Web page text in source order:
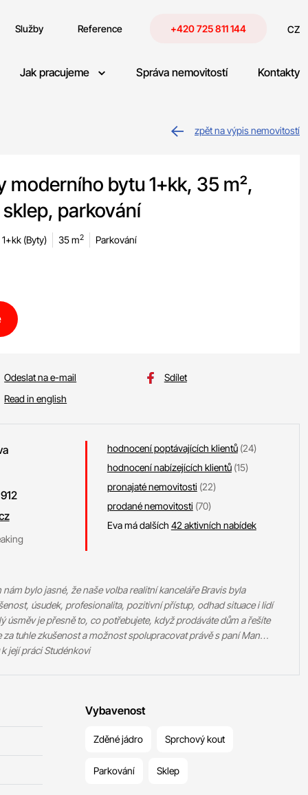
Služby Reference +420 725 811 144 CZ
Jak pracujeme Správa nemovitostí Kontakty
zpět na výpis nemovitostí
moderního bytu 1+kk, 35 m²,
parkování
1+kk (Byty) 35 m2 Parkování
Odeslat na e-mail
Sdílet
Read in english
hodnocení poptávajících klientů (24)
hodnocení nabízejících klientů (15)
pronajaté nemovitosti (22)
prodané nemovitosti (70)
Eva má dalších 42 aktivních nabídek
bylo jasné, že naše volba realitní kanceláře Bravis byla
úsudek, profesionalita, pozitivní přístup, odhad situace i lidí
úsměv je přesně to, co potřebujete, když prodáváte dům a řešíte
tuhle zkušenost a možnost spolupracovat právě s paní Man…
její práci Studénkovi
Vybavenost
Zděné jádro Sprchový kout
Parkování Sklep